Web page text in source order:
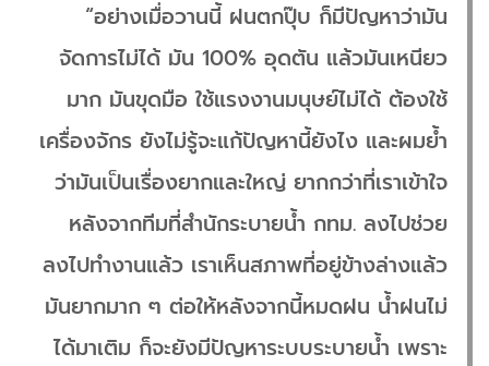
“อย่างเมื่อวานนี้ ฝนตกปุ๊บ ก็มีปัญหาว่ามัน
จัดการไม่ได้ มัน 100% อุดตัน แล้วมันเหนียว
มาก มันขุดมือ ใช้แรงงานมนุษย์ไม่ได้ ต้องใช้
เครื่องจักร ยังไม่รู้จะแก้ปัญหานี้ยังไง และผมย้ำ
ว่ามันเป็นเรื่องยากและใหญ่ ยากกว่าที่เราเข้าใจ
หลังจากทีมที่สำนักระบายน้ำ กทม. ลงไปช่วย
ลงไปทำงานแล้ว เราเห็นสภาพที่อยู่ข้างล่างแล้ว
มันยากมาก ๆ ต่อให้หลังจากนี้หมดฝน น้ำฝนไม่
ได้มาเติม ก็จะยังมีปัญหาระบบระบายน้ำ เพราะ